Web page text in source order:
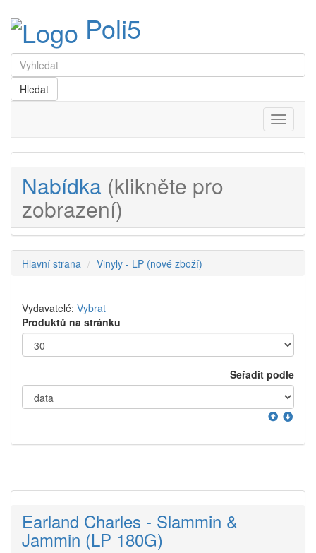
Poli5
Menu
Nabídka (klikněte pro
zobrazení)
Hlavní strana Vinyly - LP (nové zboží)
Vydavatelé: Vybrat
Produktů na stránku
Seřadit podle
Earland Charles - Slammin &
Jammin (LP 180G)